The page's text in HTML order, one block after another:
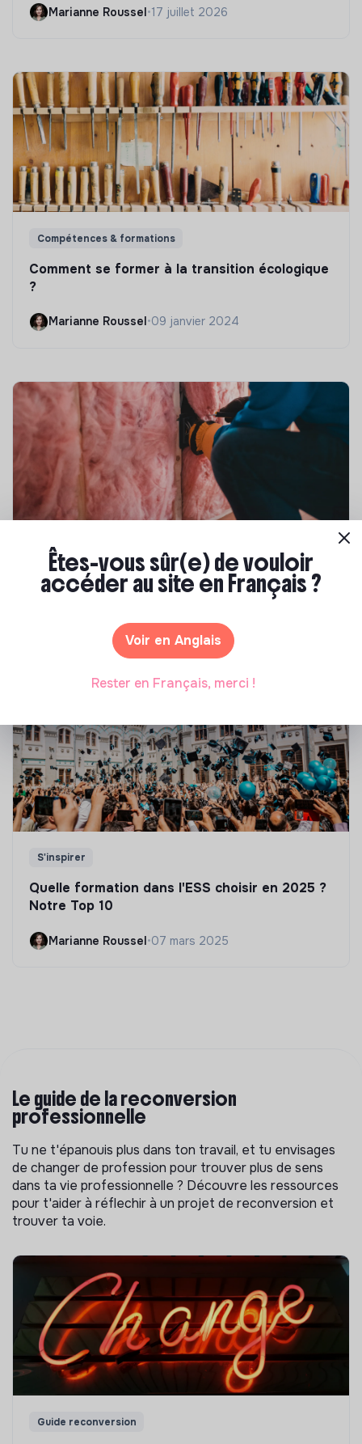
Marianne Roussel•17 juillet 2026
Compétences & formations
Comment se former à la transition écologique
?
Marianne Roussel •09 janvier 2024
Compétences & formations
Top 8 des formations en rénovation
énergétique des bâtiments
Marianne Roussel 21 janvier 2025
S'inspirer
Quelle formation dans l'ESS choisir en 2025 ?
Notre Top 10
Marianne Roussel•07 mars 2025
Le guide de la reconversion
professionnelle
Tu ne t'épanouis plus dans ton travail, et tu envisages
de changer de profession pour trouver plus de sens
dans ta vie professionnelle ? Découvre les ressources
pour t'aider à réflechir à un projet de reconversion et
trouver ta voie.
Guide reconversion
Êtes-vous sûr(e) de vouloir
accéder au site en Français ?
Voir en Anglais
Rester en Français, merci !